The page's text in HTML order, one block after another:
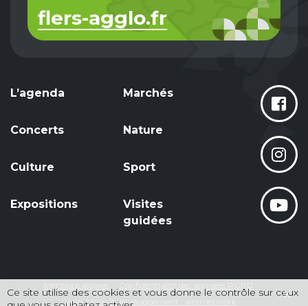
flers-agglo.fr
L’agenda
Concerts
Culture
Expositions
Marchés
Nature
Sport
Visites
guidées
Conception & développement : alternetwork
X
Ce site utilise des cookies et vous donne le contrôle sur ceux